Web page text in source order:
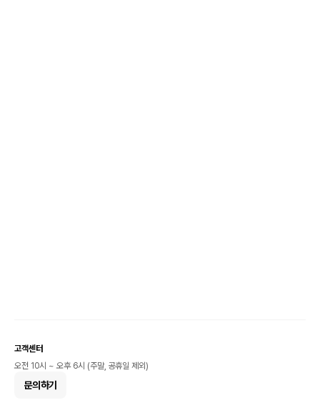
고객센터
오전 10시 ~ 오후 6시 (주말, 공휴일 제외)
문의하기